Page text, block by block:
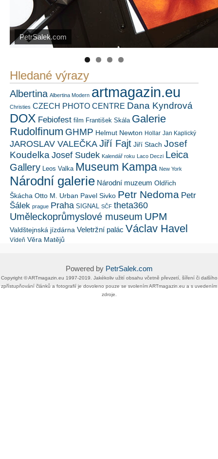
PetrSalek.com
Náš mediální partner
https://kuula.co/profile/PetrSalek/collections
Hledané výrazy
Albertina Albertina Modern artmagazin.eu
Christies CZECH PHOTO CENTRE Dana Kyndrová
DOX Febiofest film František Skála Galerie
Rudolfinum GHMP Helmut Newton Hollar Jan Kaplický
JAROSLAV VALEČKA Jiří Fajt Jiří Stach Josef
Koudelka Josef Sudek Kalendář roku Laco Deczi Leica
Gallery Leos Valka Museum Kampa New York
Národní galerie Národní muzeum Oldřich
Škácha Otto M. Urban Pavel Sivko Petr Nedoma Petr
Šálek prague Praha SIGNAL SČF theta360
Uměleckoprůmyslové museum UPM
Valdštejnská jízdárna Veletržní palác Václav Havel
Vídeň Věra Matějů
Powered by PetrSalek.com
Copyright ©​ ​​ARTmagazin.eu ​1997-2019​.​ Jakékoliv užití obsahu včetně převzetí, šíření či dalšího
zpřístupňování článků a fotografií je dovoleno pouze se svolením ​ARTmagazin.eu​ ​a s uvedením
zdroje.